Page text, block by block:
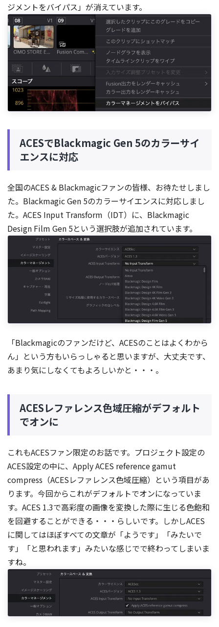
ジメントをバイパス」が消えています。
ACESでBlackmagic Gen 5のカラーサイ
エンスに対応
全国のACES & Blackmagicファンの皆様、お待たせしまし
た。Blackmagic Gen 5のカラーサイエンスに対応しまし
た。ACES Input Transform（IDT）に、Blackmagic
Design Film Gen 5という選択肢が追加されています。
「Blackmagicのファンだけど、ACESのことはよくわから
ん」という方もいらっしゃると思いますが、大丈夫です、
あまり気にしなくてもよろしいかと・・・。
ACESレファレンス色域圧縮がデフォルト
でオンに
これもACESファン限定のお話です。プロジェクト設定の
ACES設定の中に、Apply ACES reference gamut
compress（ACESレファレンス色域圧縮）という項目があ
ります。今回からこれがデフォルトでオンになっていま
す。ACES 1.3で高彩度の画像を変換した際に生じる色飽和
を回避することができる・・・らしいです。しかしACES
に関してはほぼすべての文章が「ようです」「みたいで
す」「と思われます」みたいな感じでで終わってしまいま
すね。